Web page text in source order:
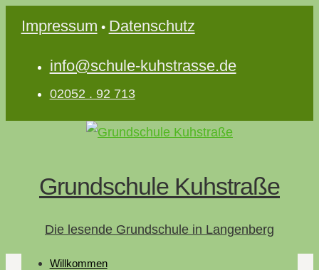
Impressum • Datenschutz
info@schule-kuhstrasse.de
02052 . 92 713
Grundschule Kuhstraße
Die lesende Grundschule in Langenberg
Willkommen